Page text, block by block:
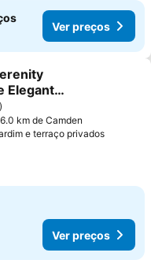
Ver preços
aos favoritos
Elegant
km de Camden
e terraço privadosVer
Ver preços